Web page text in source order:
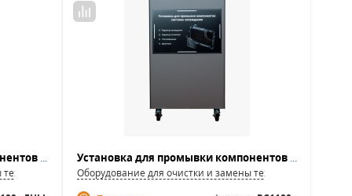
Установка для промывки компонентов системы охлаждения ТехСтенд PC1100+ FULL
жидкостей
Установка для промывки компонентов системы охлаждения ТехСтенд РС1100
Оборудование для очистки и замены технических